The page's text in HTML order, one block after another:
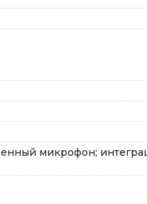
микрофон;